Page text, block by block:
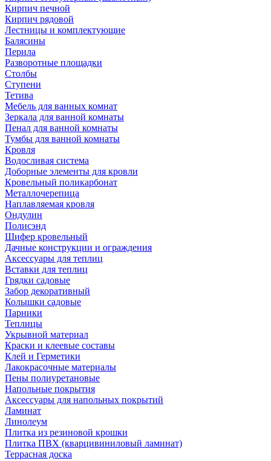
Кирпич печной
Кирпич рядовой
Лестницы и комплектующие
Балясины
Перила
Разворотные площадки
Столбы
Ступени
Тетива
Мебель для ванных комнат
Зеркала для ванной комнаты
Пенал для ванной комнаты
Тумбы для ванной комнаты
Кровля
Водосливая система
Доборные элементы для кровли
Кровельный поликарбонат
Металлочерепица
Наплавляемая кровля
Ондулин
Полисэнд
Шифер кровельный
Дачные конструкции и ограждения
Аксессуары для теплиц
Вставки для теплиц
Грядки садовые
Забор декоративный
Колышки садовые
Парники
Теплицы
Укрывной материал
Краски и клеевые составы
Клей и Герметики
Лакокрасочные материалы
Пены полиуретановые
Напольные покрытия
Аксессуары для напольных покрытий
Ламинат
Линолеум
Плитка из резиновой крошки
Плитка ПВХ (кварцивиниловый ламинат)
Террасная доска